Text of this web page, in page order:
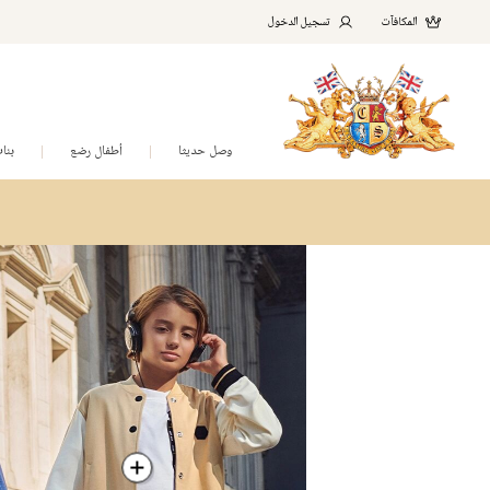
المكافآت تسجيل الدخول
وصل حديثا أطفال رضع